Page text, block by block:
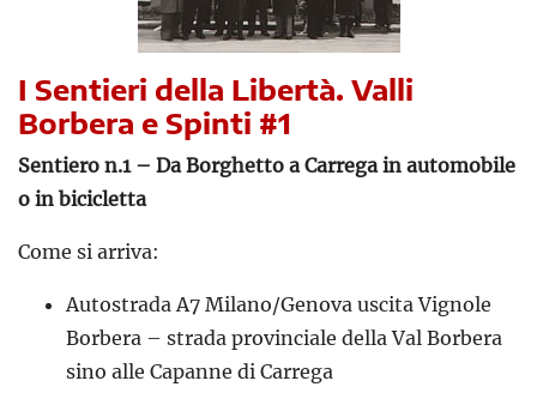
I Sentieri della Libertà. Valli
Borbera e Spinti #1
Sentiero n.1 – Da Borghetto a Carrega in automobile
o in bicicletta
Come si arriva:
Autostrada A7 Milano/Genova uscita Vignole
Borbera – strada provinciale della Val Borbera
sino alle Capanne di Carrega